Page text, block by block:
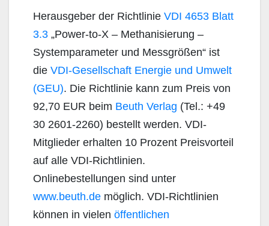
Herausgeber der Richtlinie VDI 4653 Blatt
3.3 „Power-to-X – Methanisierung –
Systemparameter und Messgrößen“ ist
die VDI-Gesellschaft Energie und Umwelt
(GEU). Die Richtlinie kann zum Preis von
92,70 EUR beim Beuth Verlag (Tel.: +49
30 2601-2260) bestellt werden. VDI-
Mitglieder erhalten 10 Prozent Preisvorteil
auf alle VDI-Richtlinien.
Onlinebestellungen sind unter
www.beuth.de möglich. VDI-Richtlinien
können in vielen öffentlichen